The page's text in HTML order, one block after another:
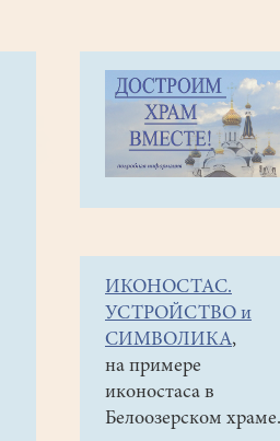
Строка
навигации
Объявления
Концерт
песни
"Вспомните,
ребята!"
ИКОНОСТАС.
УСТРОЙСТВО и
СИМВОЛИКА,
на примере
иконостаса в
Белоозерском храме.